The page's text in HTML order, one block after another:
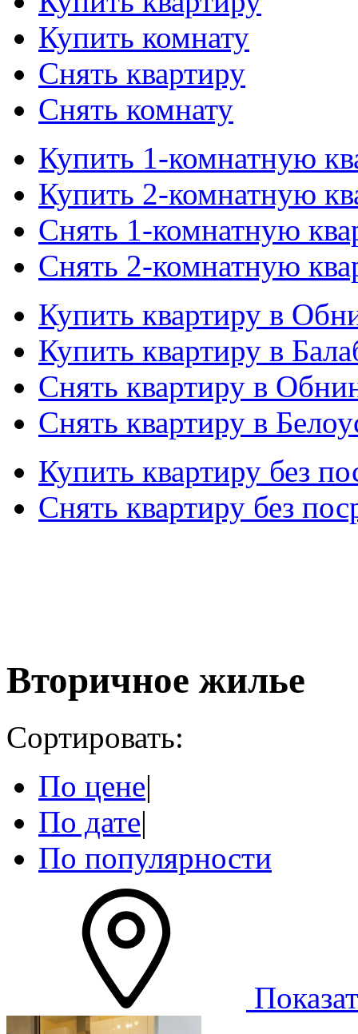
Купить комнату
Снять квартиру
Снять комнату
Купить 1-комнатную
Купить 2-комнатную
Снять 1-комнатную
Снять 2-комнатную
Купить квартиру в
Купить квартиру в
Снять квартиру в
Снять квартиру в
Купить квартиру без
Снять квартиру без
Вторичное жилье
Сортировать:
По цене|
По дате|
По популярности